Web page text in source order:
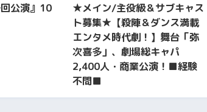
公演』10
★メイン/主役級＆サブキャス
ト募集★【殺陣＆ダンス満載
エンタメ時代劇！】舞台「弥
次喜多」、劇場総キャパ
2,400人・商業公演！■経験
不問■